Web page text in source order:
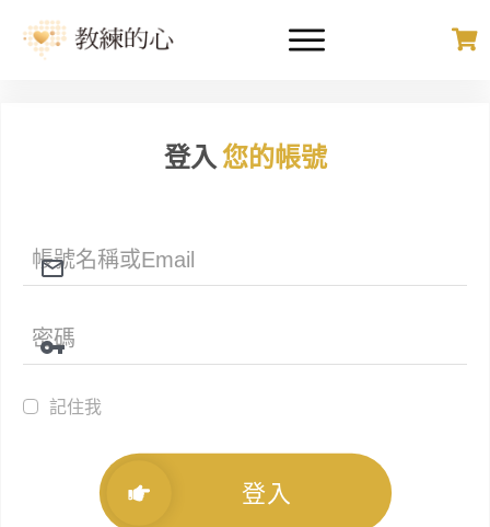
登入您的帳號
記住我
登入